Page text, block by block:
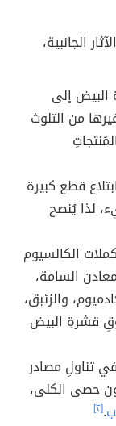
الجانبية،
إلى
من التلوث
قطع كبيرة
لذا يُنصح
الكالسيوم
السامة،
والزئبق،
قشرةِ البيض
تناولِ مصادر
حصى الكلى،
.[٢]